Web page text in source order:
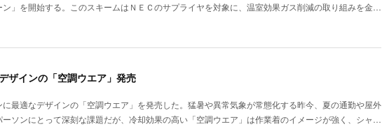
」を開始する。このスキームはＮＥＣのサプライヤを対象に、温室効果ガス削減の取り組みを金…
インの「空調ウエア」発売
最適なデザインの「空調ウエア」を発売した。猛暑や異常気象が常態化する昨今、夏の通勤や屋外
ソンにとって深刻な課題だが、冷却効果の高い「空調ウエア」は作業着のイメージが強く、シャ…